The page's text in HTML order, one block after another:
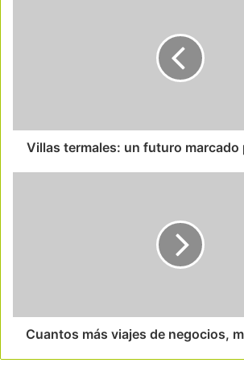
Villas termales: un futuro marcado
Cuantos más viajes de negocios,